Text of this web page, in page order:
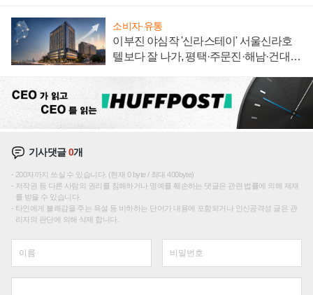
소비자·유통
이부진 야심작 '신라스테이' 서울신라호
텔보다 잘 나가, 평택·주문진·해남·건대로
기사댓글0개
200자까지 쓰실 수 있습니다. (현재 0 byte / 최대 400byte)
저작권 등 다른 사람의 권리를 침해하거나 명예를 훼손하는 댓글은 관련 법률에 의해 제재
를 받을 수 있습니다.
타인에게 불쾌감을 주는 욕설 등 비하하는 단어가 내용에 포함되거나 인신공격성 글은 관
리자의 판단에 의해 삭제 합니다.